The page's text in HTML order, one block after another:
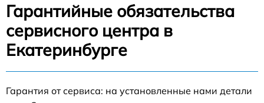
Гарантийные обязательства
сервисного центра в
Екатеринбурге
Гарантия от сервиса: на установленные нами детали